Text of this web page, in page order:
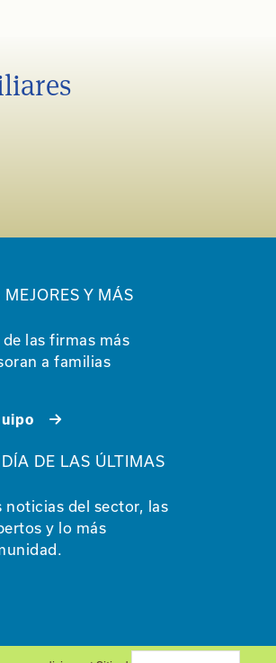
Y MÁS
las firmas más
a familias
DE LAS ÚLTIMAS
noticias del sector, las
y lo más